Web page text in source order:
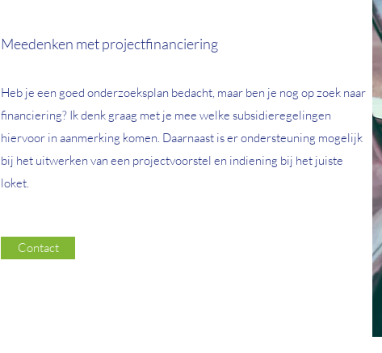
Meedenken met projectfinanciering
Heb je een goed onderzoeksplan bedacht, maar ben je nog op zoek naar
financiering? Ik denk graag met je mee welke subsidieregelingen
hiervoor in aanmerking komen. Daarnaast is er ondersteuning mogelijk
bij het uitwerken van een projectvoorstel en indiening bij het juiste
loket.
Contact